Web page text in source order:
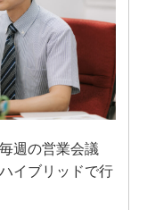
週の営業会議
イブリッドで行